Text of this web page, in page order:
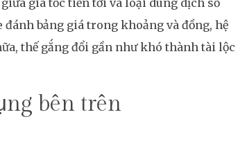
gia tốc tiến tới và loại dung dịch số
bảng giá trong khoảng và đồng, hệ
thế gắng đổi gần như khó thành tài lộc
bên trên